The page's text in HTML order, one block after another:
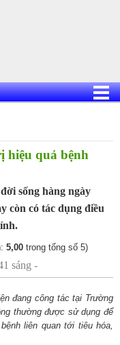
hiệu quả bệnh
sống hàng ngày
còn có tác dụng điều
5,00 trong tổng số 5)
sáng -
đang công tác tại Trường
thường được sử dụng để
liên quan tới tiêu hóa,